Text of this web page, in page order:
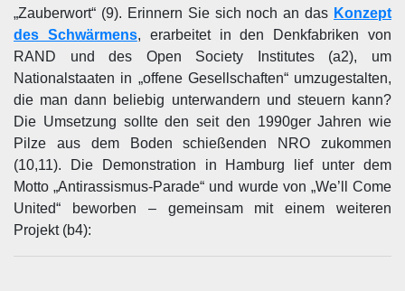
„Zauberwort“ (9). Erinnern Sie sich noch an das Konzept
des Schwärmens, erarbeitet in den Denkfabriken von
RAND und des Open Society Institutes (a2), um
Nationalstaaten in „offene Gesellschaften“ umzugestalten,
die man dann beliebig unterwandern und steuern kann?
Die Umsetzung sollte den seit den 1990ger Jahren wie
Pilze aus dem Boden schießenden NRO zukommen
(10,11). Die Demonstration in Hamburg lief unter dem
Motto „Antirassismus-Parade“ und wurde von „We’ll Come
United“ beworben – gemeinsam mit einem weiteren
Projekt (b4):